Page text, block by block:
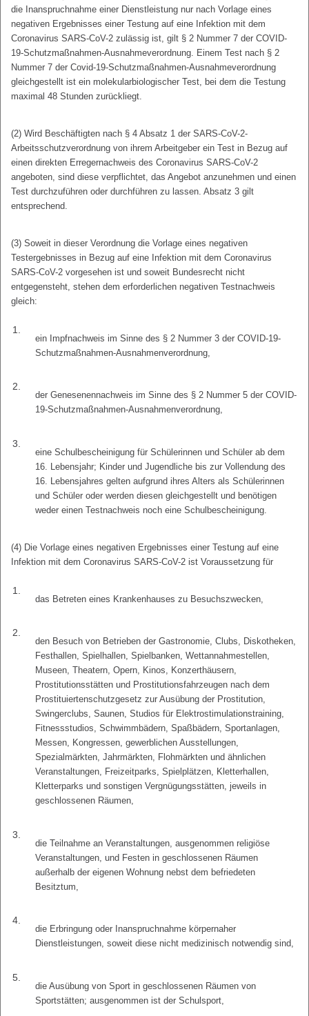
die Inanspruchnahme einer Dienstleistung nur nach Vorlage eines
negativen Ergebnisses einer Testung auf eine Infektion mit dem
Coronavirus SARS-CoV-2 zulässig ist, gilt § 2 Nummer 7 der COVID-
19-Schutzmaßnahmen-Ausnahmeverordnung. Einem Test nach § 2
Nummer 7 der Covid-19-Schutzmaßnahmen-Ausnahmeverordnung
gleichgestellt ist ein molekularbiologischer Test, bei dem die Testung
maximal 48 Stunden zurückliegt.
(2) Wird Beschäftigten nach § 4 Absatz 1 der SARS-CoV-2-
Arbeitsschutzverordnung von ihrem Arbeitgeber ein Test in Bezug auf
einen direkten Erregernachweis des Coronavirus SARS-CoV-2
angeboten, sind diese verpflichtet, das Angebot anzunehmen und einen
Test durchzuführen oder durchführen zu lassen. Absatz 3 gilt
entsprechend.
(3) Soweit in dieser Verordnung die Vorlage eines negativen
Testergebnisses in Bezug auf eine Infektion mit dem Coronavirus
SARS-CoV-2 vorgesehen ist und soweit Bundesrecht nicht
entgegensteht, stehen dem erforderlichen negativen Testnachweis
gleich:
1.
ein Impfnachweis im Sinne des § 2 Nummer 3 der COVID-19-
Schutzmaßnahmen-Ausnahmenverordnung,
2.
der Genesenennachweis im Sinne des § 2 Nummer 5 der COVID-
19-Schutzmaßnahmen-Ausnahmenverordnung,
3.
eine Schulbescheinigung für Schülerinnen und Schüler ab dem
16. Lebensjahr; Kinder und Jugendliche bis zur Vollendung des
16. Lebensjahres gelten aufgrund ihres Alters als Schülerinnen
und Schüler oder werden diesen gleichgestellt und benötigen
weder einen Testnachweis noch eine Schulbescheinigung.
(4) Die Vorlage eines negativen Ergebnisses einer Testung auf eine
Infektion mit dem Coronavirus SARS-CoV-2 ist Voraussetzung für
1.
das Betreten eines Krankenhauses zu Besuchszwecken,
2.
den Besuch von Betrieben der Gastronomie, Clubs, Diskotheken,
Festhallen, Spielhallen, Spielbanken, Wettannahmestellen,
Museen, Theatern, Opern, Kinos, Konzerthäusern,
Prostitutionsstätten und Prostitutionsfahrzeugen nach dem
Prostituiertenschutzgesetz zur Ausübung der Prostitution,
Swingerclubs, Saunen, Studios für Elektrostimulationstraining,
Fitnessstudios, Schwimmbädern, Spaßbädern, Sportanlagen,
Messen, Kongressen, gewerblichen Ausstellungen,
Spezialmärkten, Jahrmärkten, Flohmärkten und ähnlichen
Veranstaltungen, Freizeitparks, Spielplätzen, Kletterhallen,
Kletterparks und sonstigen Vergnügungsstätten, jeweils in
geschlossenen Räumen,
3.
die Teilnahme an Veranstaltungen, ausgenommen religiöse
Veranstaltungen, und Festen in geschlossenen Räumen
außerhalb der eigenen Wohnung nebst dem befriedeten
Besitztum,
4.
die Erbringung oder Inanspruchnahme körpernaher
Dienstleistungen, soweit diese nicht medizinisch notwendig sind,
5.
die Ausübung von Sport in geschlossenen Räumen von
Sportstätten; ausgenommen ist der Schulsport,